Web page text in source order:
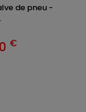
de pneu -
€